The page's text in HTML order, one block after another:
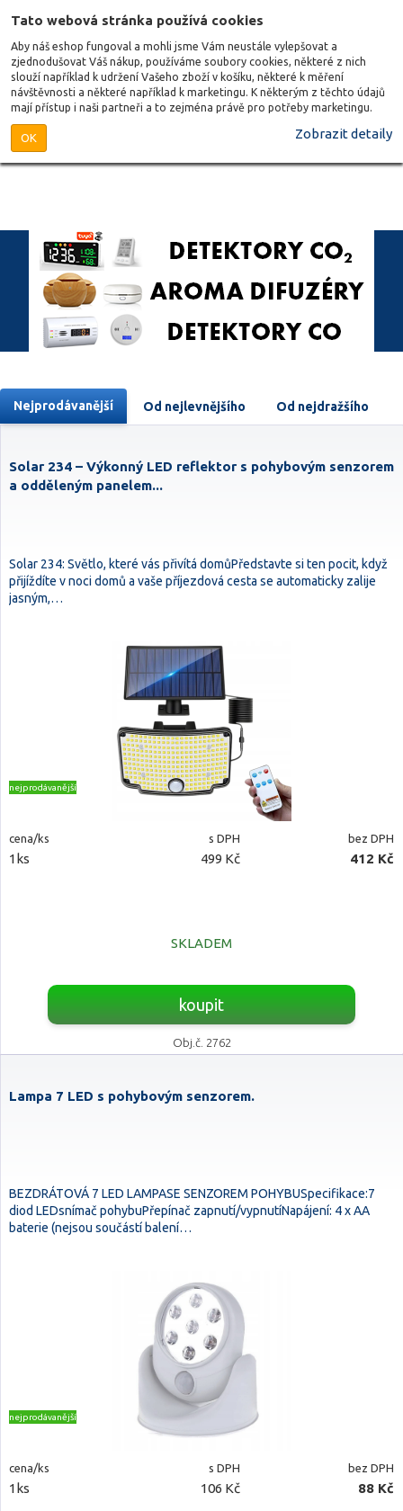
Tato webová stránka používá cookies
Aby náš eshop fungoval a mohli jsme Vám neustále vylepšovat a
zjednodušovat Váš nákup, používáme soubory cookies, některé z nich
slouží například k udržení Vašeho zboží v košíku, některé k měření
návštěvnosti a některé například k marketingu. K některým z těchto údajů
mají přístup i naši partneři a to zejména právě pro potřeby marketingu.
OK Zobrazit detaily
Nejprodávanější Od nejlevnějšího Od nejdražšího
Solar 234 – Výkonný LED reflektor s pohybovým senzorem
a odděleným panelem...
Solar 234: Světlo, které vás přivítá domůPředstavte si ten pocit, když
přijíždíte v noci domů a vaše příjezdová cesta se automaticky zalije
jasným,…
nejprodávanější
cena/ks s DPH bez DPH
1ks 499 Kč 412 Kč
SKLADEM
koupit
Obj.č. 2762
Lampa 7 LED s pohybovým senzorem.
BEZDRÁTOVÁ 7 LED LAMPASE SENZOREM POHYBUSpecifikace:7
diod LEDsnímač pohybuPřepínač zapnutí/vypnutíNapájení: 4 x AA
baterie (nejsou součástí balení…
nejprodávanější
cena/ks s DPH bez DPH
1ks 106 Kč 88 Kč